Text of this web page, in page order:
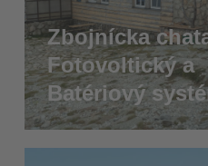
Zbojnícka
Fotovoltický a
Batériový